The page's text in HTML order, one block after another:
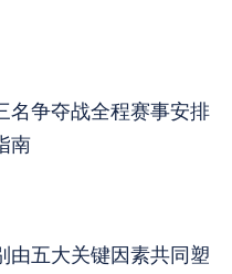
名争夺战全程赛事安排
南
由五大关键因素共同塑